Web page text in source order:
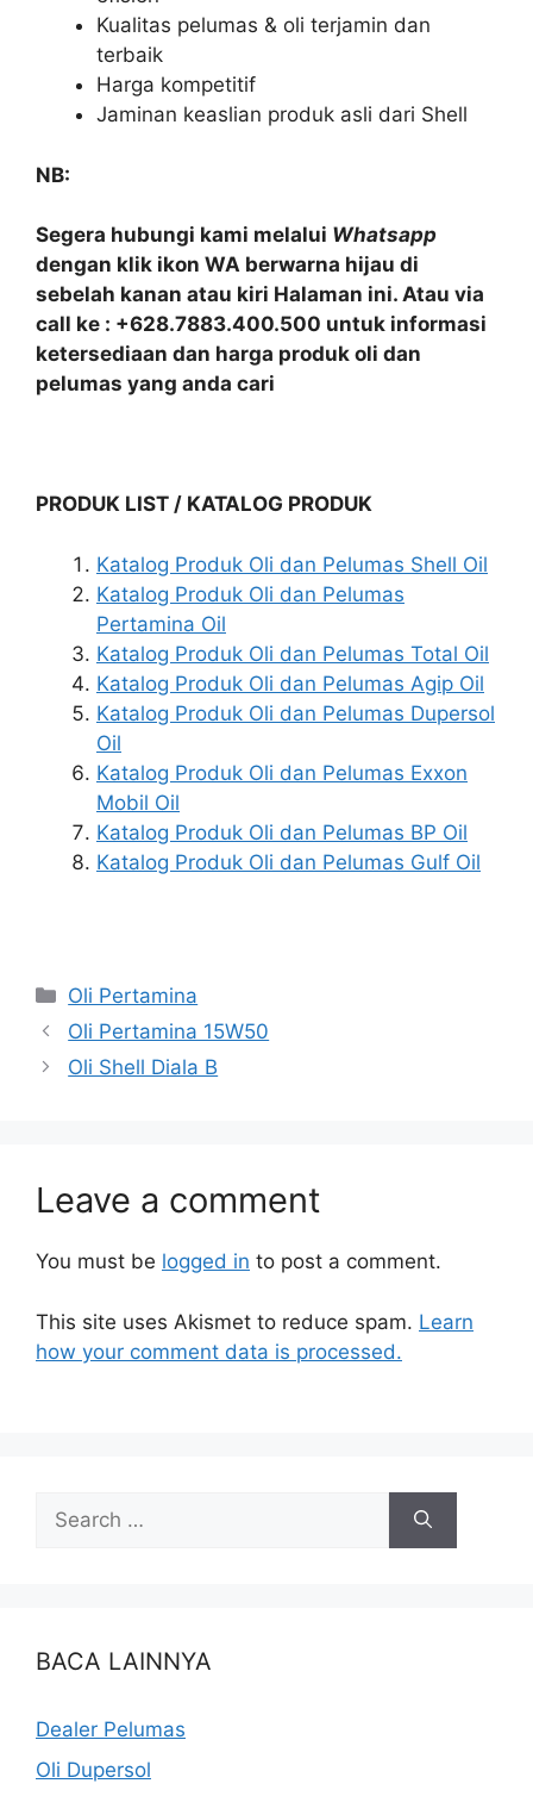
Kualitas pelumas & oli terjamin dan
terbaik
Harga kompetitif
Jaminan keaslian produk asli dari Shell
NB:
Segera hubungi kami melalui Whatsapp
dengan klik ikon WA berwarna hijau di
sebelah kanan atau kiri Halaman ini. Atau via
call ke : +628.7883.400.500 untuk informasi
ketersediaan dan harga produk oli dan
pelumas yang anda cari
PRODUK LIST / KATALOG PRODUK
Katalog Produk Oli dan Pelumas Shell Oil
Katalog Produk Oli dan Pelumas
Pertamina Oil
Katalog Produk Oli dan Pelumas Total Oil
Katalog Produk Oli dan Pelumas Agip Oil
Katalog Produk Oli dan Pelumas Dupersol
Oil
Katalog Produk Oli dan Pelumas Exxon
Mobil Oil
Katalog Produk Oli dan Pelumas BP Oil
Katalog Produk Oli dan Pelumas Gulf Oil
Oli Pertamina
Oli Pertamina 15W50
Oli Shell Diala B
Leave a comment
You must be logged in to post a comment.
This site uses Akismet to reduce spam. Learn
how your comment data is processed.
BACA LAINNYA
Dealer Pelumas
Oli Dupersol